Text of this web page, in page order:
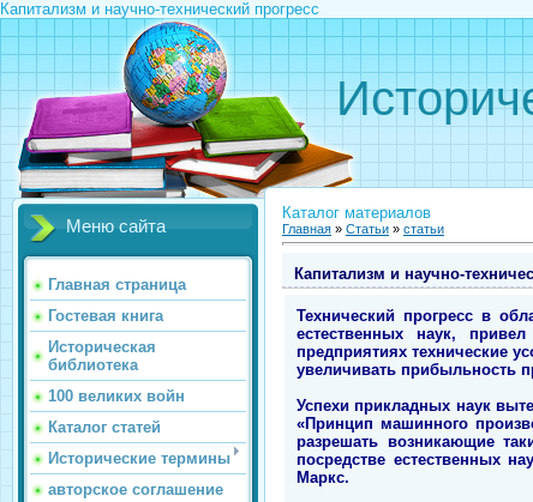
Капитализм и научно-технический прогресс
Меню сайта
Главная страница
Гостевая книга
Историческая
библиотека
100 великих войн
Каталог статей
Исторические термины
авторское соглашение
Каталог материалов
Главная » Статьи » статьи
Капитализм и научно-
Технический прогресс в
естественных наук,
предприятиях технические
увеличивать прибыльность
Успехи прикладных наук
«Принцип машинного
разрешать возникающие
посредстве естественных
Маркс.